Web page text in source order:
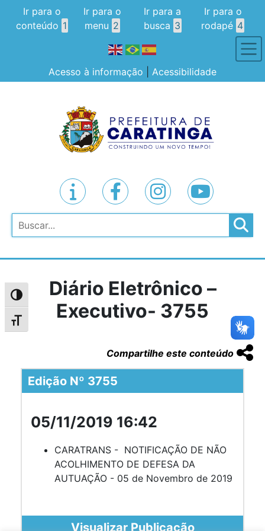
Alternar alto contraste
Alternar tamanho da fonte
Ir para o
conteúdo 1
Ir para o
menu 2
Ir para a
busca 3
Ir para o
rodapé 4
Acesso à informação Acessibilidade
Pesquisar
Diário Eletrônico –
Executivo- 3755
Compartilhe este conteúdo
Edição Nº 3755
05/11/2019 16:42
CARATRANS - NOTIFICAÇÃO DE NÃO
ACOLHIMENTO DE DEFESA DA
AUTUAÇÃO - 05 de Novembro de 2019
Visualizar Publicação